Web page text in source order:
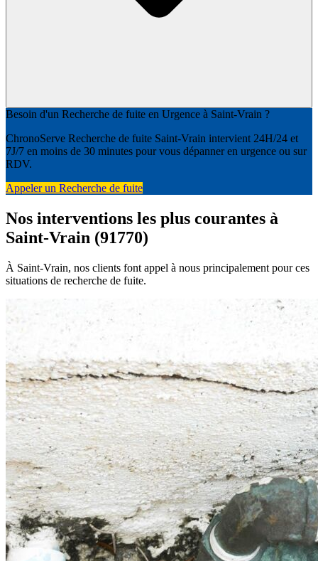
Besoin d'un Recherche de fuite en Urgence à Saint-Vrain ?
ChronoServe Recherche de fuite Saint-Vrain intervient 24H/24 et
7J/7 en moins de 30 minutes pour vous dépanner en urgence ou sur
RDV.
Appeler un Recherche de fuite
Nos interventions les plus courantes à
Saint-Vrain (91770)
À Saint-Vrain, nos clients font appel à nous principalement pour ces
situations de recherche de fuite.